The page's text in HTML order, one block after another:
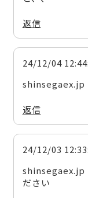
返信
24/12/04
shinsegaex.jp
返信
24/12/03
shinsegaex.jp
ださい